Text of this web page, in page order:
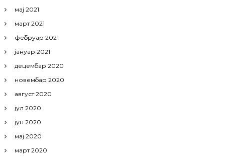
мај 2021
март 2021
фебруар 2021
јануар 2021
децембар 2020
новембар 2020
август 2020
јул 2020
јун 2020
мај 2020
март 2020